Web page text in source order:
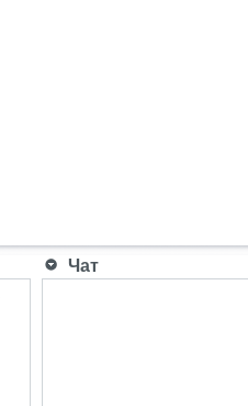
Чат